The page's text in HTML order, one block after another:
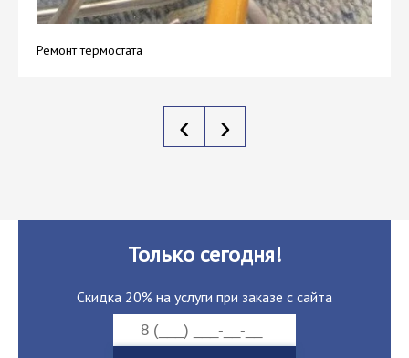
Ремонт термостата
‹ ›
Только сегодня!
Скидка 20% на услуги при заказе с сайта